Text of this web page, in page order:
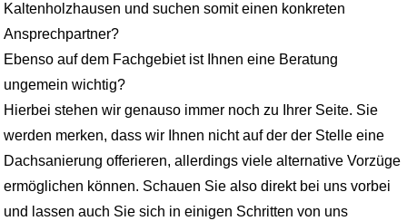
Kaltenholzhausen und suchen somit einen konkreten
Ansprechpartner?
Ebenso auf dem Fachgebiet ist Ihnen eine Beratung
ungemein wichtig?
Hierbei stehen wir genauso immer noch zu Ihrer Seite. Sie
werden merken, dass wir Ihnen nicht auf der der Stelle eine
Dachsanierung offerieren, allerdings viele alternative Vorzüge
ermöglichen können. Schauen Sie also direkt bei uns vorbei
und lassen auch Sie sich in einigen Schritten von uns